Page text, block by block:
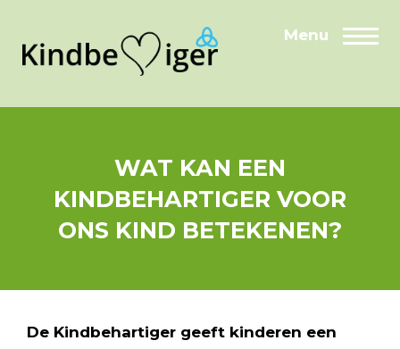
naar
hoofd
Menu
Beroepsorganisatie Kindbehartiger
WAT KAN EEN
KINDBEHARTIGER VOOR
ONS KIND BETEKENEN?
De Kindbehartiger geeft kinderen een